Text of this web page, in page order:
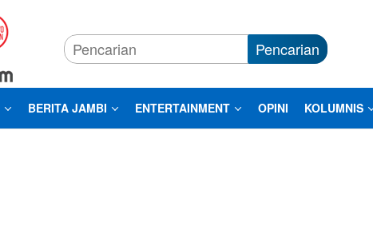
Pencarian
BERITA JAMBI ENTERTAINMENT OPINI KOLUMNIS